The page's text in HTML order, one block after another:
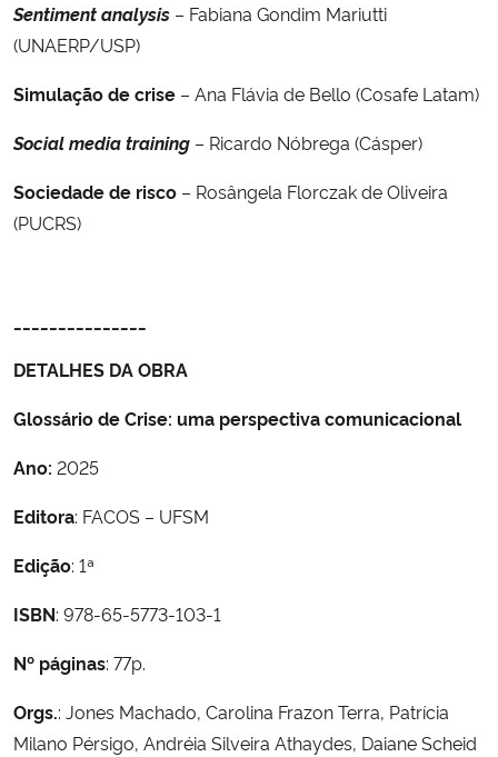
Sentiment analysis – Fabiana Gondim Mariutti
(UNAERP/USP)
Simulação de crise – Ana Flávia de Bello (Cosafe Latam)
Social media training – Ricardo Nóbrega (Cásper)
Sociedade de risco – Rosângela Florczak de Oliveira
(PUCRS)
DETALHES DA OBRA
Glossário de Crise: uma perspectiva comunicacional
Ano: 2025
Editora: FACOS – UFSM
Edição: 1ª
ISBN: 978-65-5773-103-1
Nº páginas: 77p.
Orgs.: Jones Machado, Carolina Frazon Terra, Patrícia
Milano Pérsigo, Andréia Silveira Athaydes, Daiane Scheid